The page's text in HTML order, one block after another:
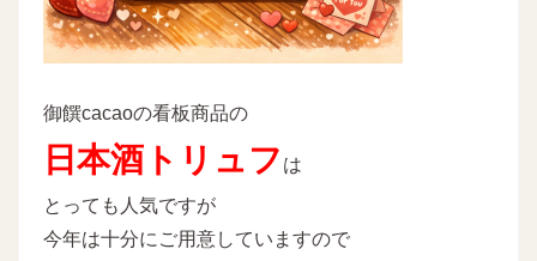
御饌cacaoの看板商品の
日本酒トリュフ は
とっても人気ですが
今年は十分にご用意していますので